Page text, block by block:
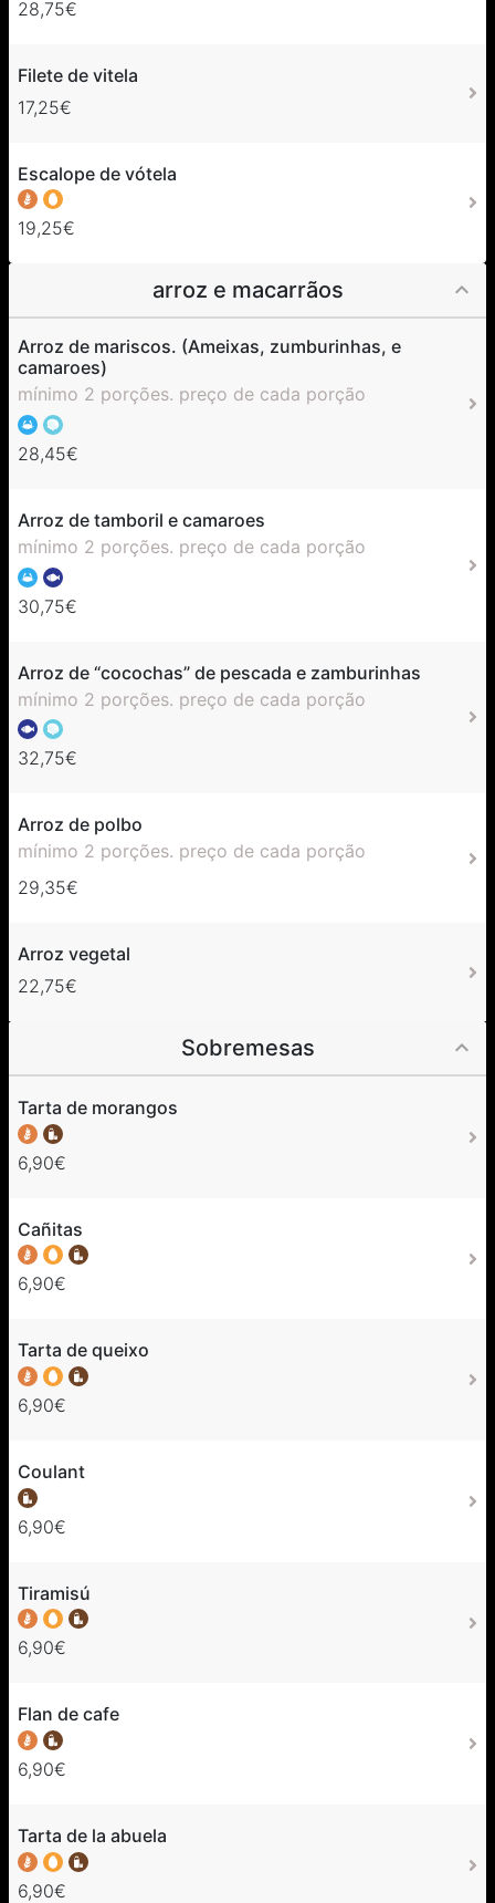
28,75€
Filete de vitela
17,25€
Escalope de vótela
19,25€
arroz e macarrãos
Arroz de mariscos. (Ameixas, zumburinhas, e
camaroes)
mínimo 2 porções. preço de cada porção
28,45€
Arroz de tamboril e camaroes
mínimo 2 porções. preço de cada porção
30,75€
Arroz de “cocochas” de pescada e zamburinhas
mínimo 2 porções. preço de cada porção
32,75€
Arroz de polbo
mínimo 2 porções. preço de cada porção
29,35€
Arroz vegetal
22,75€
Sobremesas
Tarta de morangos
6,90€
Cañitas
6,90€
Tarta de queixo
6,90€
Coulant
6,90€
Tiramisú
6,90€
Flan de cafe
6,90€
Tarta de la abuela
6,90€